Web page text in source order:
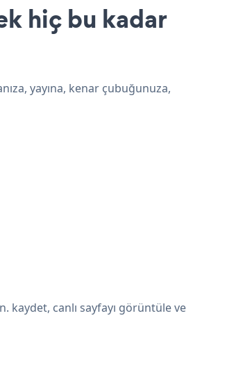
hiç bu kadar
yayına, kenar çubuğunuza,
kaydet, canlı sayfayı görüntüle ve